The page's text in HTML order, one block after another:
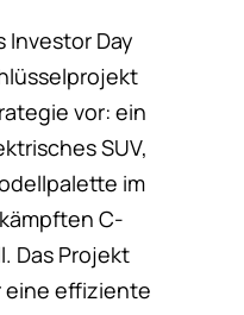
Investor Day
vor: ein
SUV,
im
C-
Das Projekt
eine effiziente